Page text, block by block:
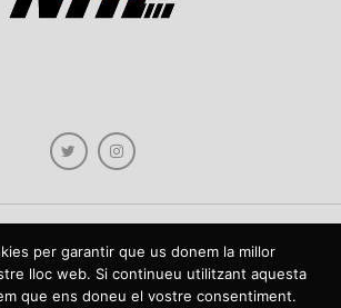
Tots els drets reservats / Todos los derechos
una web dedicada a la difusió de contingut sobre la
castellà. L'escut de NHLmania.com és propietat de la
per garantir que us donem la millor
lloc web. Si continueu utilitzant aquesta
que ens doneu el vostre consentiment.